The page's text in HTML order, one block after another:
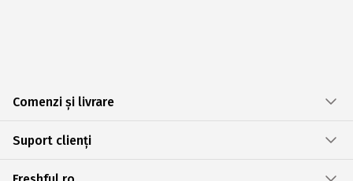
Comenzi și livrare
Suport clienți